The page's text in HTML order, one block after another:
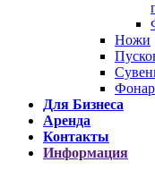
Ножи
Для Бизнеса
Аренда
Контакты
Информация